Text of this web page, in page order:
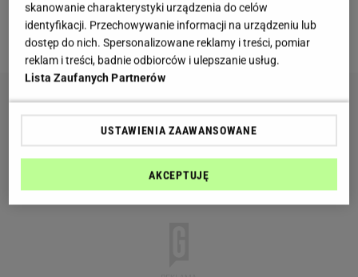
AS: Czy jakichś potraw nie łączyć ze sobą z czegoś
starać się zrezygnować?
skanowanie charakterystyki urządzenia do celów
identyfikacji. Przechowywanie informacji na urządzeniu lub
dostęp do nich. Spersonalizowane reklamy i treści, pomiar
reklam i treści, badnie odbiorców i ulepszanie usług.
Lista Zaufanych Partnerów
USTAWIENIA ZAAWANSOWANE
AKCEPTUJĘ